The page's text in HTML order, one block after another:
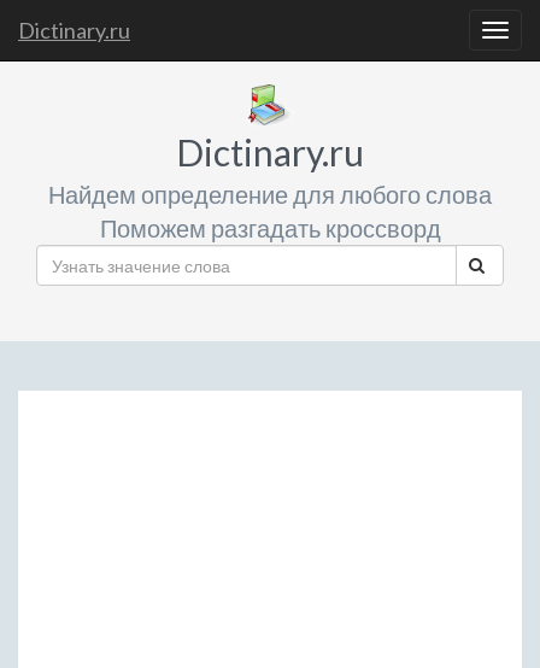
Dictinary.ru
Dictinary.ru
Найдем определение для любого слова
Поможем разгадать кроссворд